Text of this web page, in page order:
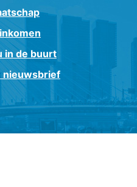
in de buurt
nieuwsbrief